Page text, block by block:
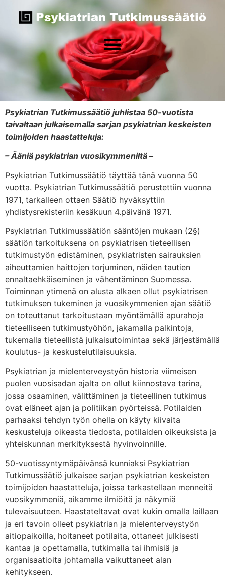
Psykiatrian Tutkimussäätiö juhlistaa 50-vuotista
taivaltaan julkaisemalla sarjan psykiatrian keskeisten
toimijoiden haastatteluja:
– Ääniä psykiatrian vuosikymmeniltä –
Psykiatrian Tutkimussäätiö täyttää tänä vuonna 50
vuotta. Psykiatrian Tutkimussäätiö perustettiin vuonna
1971, tarkalleen ottaen Säätiö hyväksyttiin
yhdistysrekisteriin kesäkuun 4.päivänä 1971.
Psykiatrian Tutkimussäätiön sääntöjen mukaan (2§)
säätiön tarkoituksena on psykiatrisen tieteellisen
tutkimustyön edistäminen, psykiatristen sairauksien
aiheuttamien haittojen torjuminen, näiden tautien
ennaltaehkäiseminen ja vähentäminen Suomessa.
Toiminnan ytimenä on alusta alkaen ollut psykiatrisen
tutkimuksen tukeminen ja vuosikymmenien ajan säätiö
on toteuttanut tarkoitustaan myöntämällä apurahoja
tieteelliseen tutkimustyöhön, jakamalla palkintoja,
tukemalla tieteellistä julkaisutoimintaa sekä järjestämällä
koulutus- ja keskustelutilaisuuksia.
Psykiatrian ja mielenterveystyön historia viimeisen
puolen vuosisadan ajalta on ollut kiinnostava tarina,
jossa osaaminen, välittäminen ja tieteellinen tutkimus
ovat eläneet ajan ja politiikan pyörteissä. Potilaiden
parhaaksi tehdyn työn ohella on käyty kiivaita
keskusteluja oikeasta tiedosta, potilaiden oikeuksista ja
yhteiskunnan merkityksestä hyvinvoinnille.
50-vuotissyntymäpäivänsä kunniaksi Psykiatrian
Tutkimussäätiö julkaisee sarjan psykiatrian keskeisten
toimijoiden haastatteluja, joissa tarkastellaan menneitä
vuosikymmeniä, aikamme ilmiöitä ja näkymiä
tulevaisuuteen. Haastateltavat ovat kukin omalla laillaan
ja eri tavoin olleet psykiatrian ja mielenterveystyön
aitiopaikoilla, hoitaneet potilaita, ottaneet julkisesti
kantaa ja opettamalla, tutkimalla tai ihmisiä ja
organisaatioita johtamalla vaikuttaneet alan
kehitykseen.